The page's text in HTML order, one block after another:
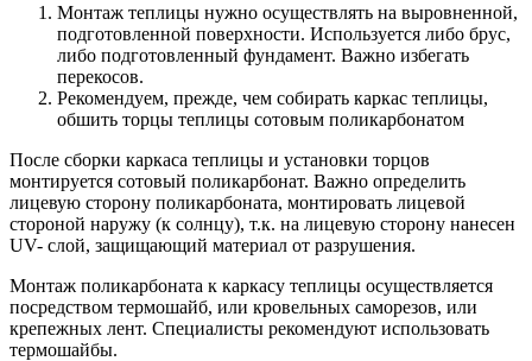
Монтаж теплицы нужно осуществлять на выровненной,
подготовленной поверхности. Используется либо брус,
либо подготовленный фундамент. Важно избегать
перекосов.
Рекомендуем, прежде, чем собирать каркас теплицы,
обшить торцы теплицы сотовым поликарбонатом
После сборки каркаса теплицы и установки торцов
монтируется сотовый поликарбонат. Важно определить
лицевую сторону поликарбоната, монтировать лицевой
стороной наружу (к солнцу), т.к. на лицевую сторону нанесен
UV- слой, защищающий материал от разрушения.
Монтаж поликарбоната к каркасу теплицы осуществляется
посредством термошайб, или кровельных саморезов, или
крепежных лент. Специалисты рекомендуют использовать
термошайбы.